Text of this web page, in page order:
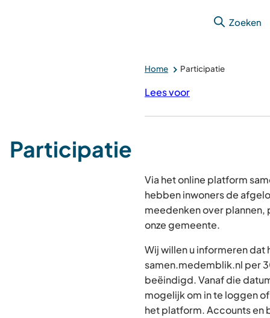
Zoeken
Home Participatie
Lees voor
Participatie
Via het online platform
hebben inwoners de
meedenken over
onze gemeente.
Wij willen u informeren dat
samen.medemblik.nl per
beëindigd. Vanaf die
mogelijk om in te loggen
het platform. Accounts en